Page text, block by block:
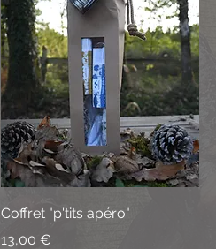
Aperçu rapide
Coffret "p'tits apéro"
Prix
13,00 €